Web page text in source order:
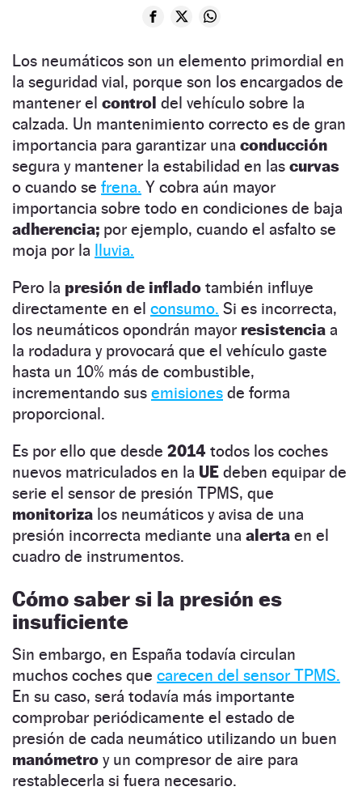
Los neumáticos son un elemento primordial en
la seguridad vial, porque son los encargados de
mantener el control del vehículo sobre la
calzada. Un mantenimiento correcto es de gran
importancia para garantizar una conducción
segura y mantener la estabilidad en las curvas
o cuando se frena. Y cobra aún mayor
importancia sobre todo en condiciones de baja
adherencia; por ejemplo, cuando el asfalto se
moja por la lluvia.
Pero la presión de inflado también influye
directamente en el consumo. Si es incorrecta,
los neumáticos opondrán mayor resistencia a
la rodadura y provocará que el vehículo gaste
hasta un 10% más de combustible,
incrementando sus emisiones de forma
proporcional.
Es por ello que desde 2014 todos los coches
nuevos matriculados en la UE deben equipar de
serie el sensor de presión TPMS, que
monitoriza los neumáticos y avisa de una
presión incorrecta mediante una alerta en el
cuadro de instrumentos.
Cómo saber si la presión es
insuficiente
Sin embargo, en España todavía circulan
muchos coches que carecen del sensor TPMS.
En su caso, será todavía más importante
comprobar periódicamente el estado de
presión de cada neumático utilizando un buen
manómetro y un compresor de aire para
restablecerla si fuera necesario.